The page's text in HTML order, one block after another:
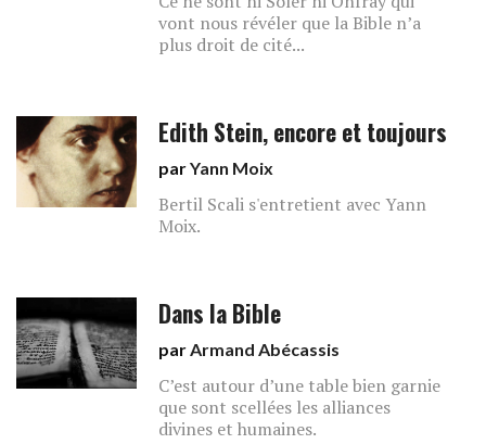
vont nous révéler que la Bible n’a
plus droit de cité...
Edith Stein, encore et toujours
parYann Moix
Bertil Scali s'entretient avec Yann
Moix.
Dans la Bible
parArmand Abécassis
C’est autour d’une table bien garnie
que sont scellées les alliances
divines et humaines.